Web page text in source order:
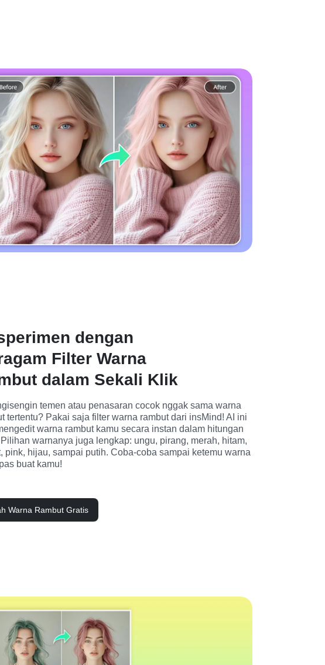
dengan
Filter Warna
dalam Sekali Klik
temen atau penasaran cocok nggak sama warna
tertentu? Pakai saja filter warna rambut dari insMind! AI ini
warna rambut kamu secara instan dalam hitungan
warnanya juga lengkap: ungu, pirang, merah, hitam,
pink, hijau, sampai putih. Coba-coba sampai ketemu warna
buat kamu!
Warna Rambut Gratis